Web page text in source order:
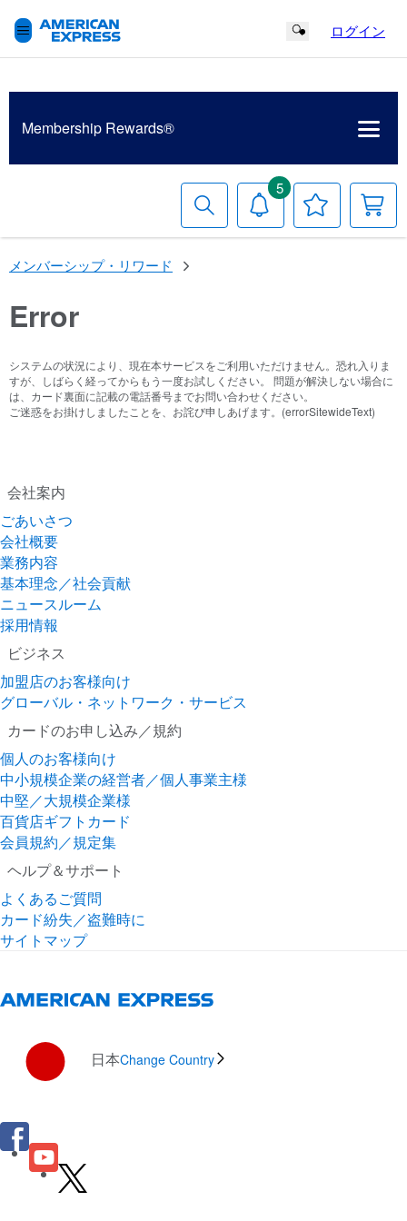
Search Button
ログイン
Membership Rewards®
検
す
お
ら
5
お
に
カ
ト
メンバーシップ・リワード
Error
システムの状況により、現在本サービスをご利用いただけません。恐れ入りま
すが、しばらく経ってからもう一度お試しください。 問題が解決しない場合に
は、カード裏面に記載の電話番号までお問い合わせください。
ご迷惑をお掛けしましたことを、お詫び申しあげます。(errorSitewideText)
会社案内
ごあいさつ
会社概要
業務内容
基本理念／社会貢献
ニュースルーム
採用情報
ビジネス
加盟店のお客様向け
グローバル・ネットワーク・サービス
カードのお申し込み／規約
個人のお客様向け
中小規模企業の経営者／個人事業主様
中堅／大規模企業様
百貨店ギフトカード
会員規約／規定集
ヘルプ＆サポート
よくあるご質問
カード紛失／盗難時に
サイトマップ
日本Change Country